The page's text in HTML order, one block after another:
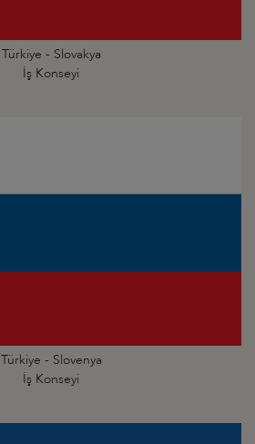
Türkiye - Slovakya
İş Konseyi
Türkiye - Slovenya
İş Konseyi